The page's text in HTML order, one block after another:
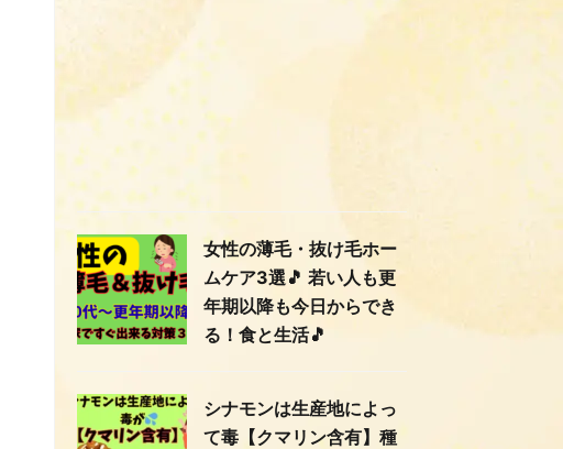
女性の薄毛・抜け毛ホー
ムケア3選🎵 若い人も更
年期以降も今日からでき
る！食と生活🎵
シナモンは生産地によっ
て毒【クマリン含有】種